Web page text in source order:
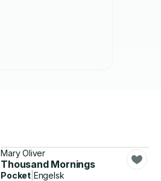
Mary Oliver
Thousand Mornings
Pocket Engelsk